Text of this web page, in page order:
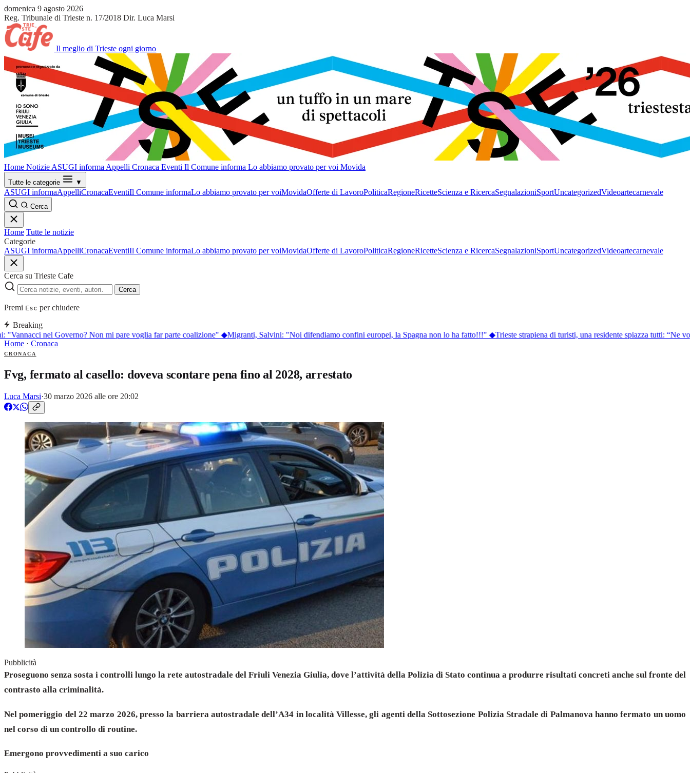
domenica 9 agosto 2026
Reg. Tribunale di Trieste n. 17/2018 Dir. Luca Marsi
Il meglio di Trieste ogni giorno
Home Notizie ASUGI informa Appelli Cronaca Eventi Il Comune informa Lo abbiamo provato per voi Movida
Tutte le categorie ▼
ASUGI informaAppelliCronacaEventiIl Comune informaLo abbiamo provato per voiMovidaOfferte di LavoroPoliticaRegioneRicetteScienza e RicercaSegnalazioniSportUncategorizedVideoartecarnevale
Cerca
Home Tutte le notizie
Categorie
ASUGI informaAppelliCronacaEventiIl Comune informaLo abbiamo provato per voiMovidaOfferte di LavoroPoliticaRegioneRicetteScienza e RicercaSegnalazioniSportUncategorizedVideoartecarnevale
Cerca su Trieste Cafe
Cerca
Premi Esc per chiudere
Breaking
nel Governo? Non mi pare voglia far parte coalizione"◆ Migranti, Salvini: "Noi difendiamo confini europei, la Spagna non lo ha fatto!!!"◆ Trieste strapiena di turisti, una residente spiazza tutti: “Ne
Home · Cronaca
CRONACA
Fvg, fermato al casello: doveva scontare pena fino al 2028, arrestato
Luca Marsi·30 marzo 2026 alle ore 20:02
Pubblicità
Proseguono senza sosta i controlli lungo la rete autostradale del Friuli Venezia Giulia, dove l’attività della Polizia di Stato continua a produrre risultati concreti anche sul fronte del
contrasto alla criminalità.
Nel pomeriggio del 22 marzo 2026, presso la barriera autostradale dell’A34 in località Villesse, gli agenti della Sottosezione Polizia Stradale di Palmanova hanno fermato un uomo
nel corso di un controllo di routine.
Emergono provvedimenti a suo carico